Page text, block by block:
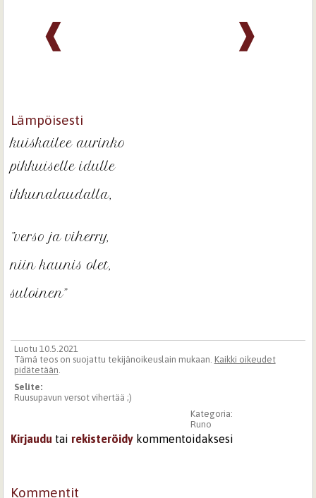
❱
❰
Lämpöisesti
kuiskailee aurinko
pikkuiselle idulle
ikkunalaudalla,
”verso ja viherry,
niin kaunis olet,
suloinen”
Luotu 10.5.2021
Tämä teos on suojattu tekijänoikeuslain mukaan. Kaikki oikeudet
pidätetään.
Selite:
Ruusupavun versot vihertää ;)
Kategoria:
Runo
Kirjaudu tai rekisteröidy kommentoidaksesi
Kommentit